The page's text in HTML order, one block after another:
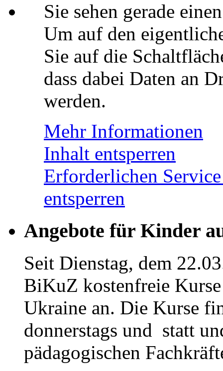
Sie sehen gerade
Um auf den
Sie auf die
dass dabei Daten an
werden.
Mehr Informationen
Inhalt entsperren
Erforderlichen
entsperren
Angebote für Kinder
Seit Dienstag, dem
BiKuZ kostenfreie
Ukraine an. Die Kurse
donnerstags und statt
pädagogischen